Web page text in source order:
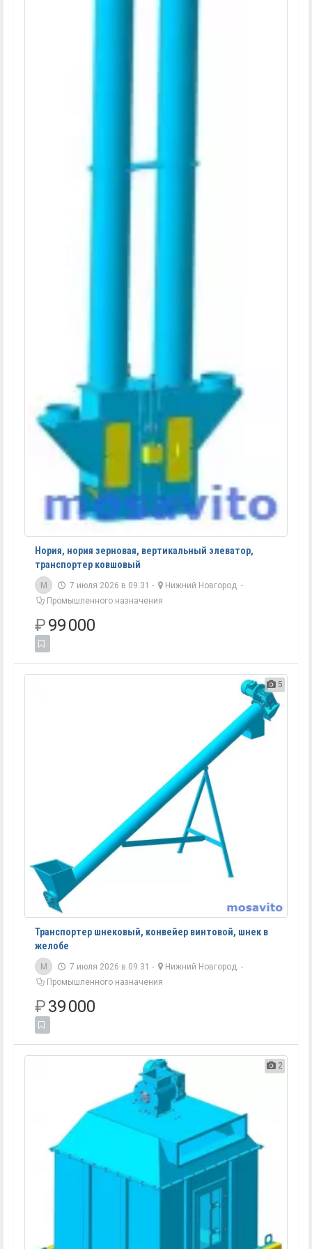
Нория, нория зерновая, вертикальный элеватор,
транспортер ковшовый
M 7 июля 2026 в 09:31 - Нижний Новгород -
Промышленного назначения
₽99 000
5
Транспортер шнековый, конвейер винтовой, шнек в
желобе
M 7 июля 2026 в 09:31 - Нижний Новгород -
Промышленного назначения
₽39 000
2